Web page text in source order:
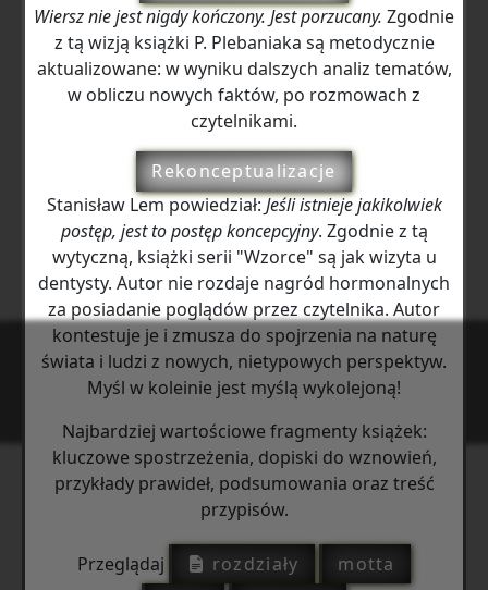
Wiersz nie jest nigdy kończony. Jest porzucany. Zgodnie
z tą wizją książki P. Plebaniaka są metodycznie
aktualizowane: w wyniku dalszych analiz tematów,
w obliczu nowych faktów, po rozmowach z
czytelnikami.
Rekonceptualizacje
Stanisław Lem powiedział:Jeśli istnieje jakikolwiek
postęp, jest to postęp koncepcyjny. Zgodnie z tą
wytyczną, książki serii "Wzorce" są jak wizyta u
dentysty. Autor nie rozdaje nagród hormonalnych
za posiadanie poglądów przez czytelnika. Autor
kontestuje je i zmusza do spojrzenia na naturę
świata i ludzi z nowych, nietypowych perspektyw.
Myśl w koleinie jest myślą wykolejoną!
Najbardziej wartościowe fragmenty książek:
kluczowe spostrzeżenia, dopiski do wznowień,
przykłady prawideł, podsumowania oraz treść
przypisów.
Przeglądaj rozdziały
motta